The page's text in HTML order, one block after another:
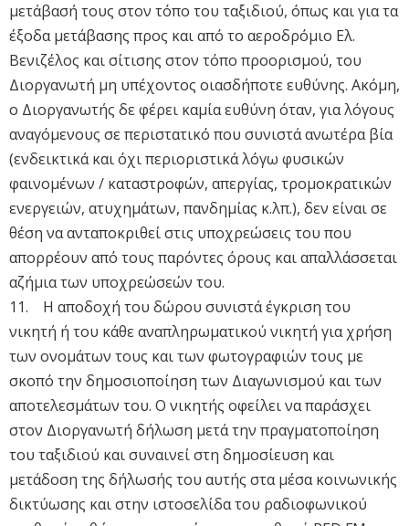
μετάβασή τους στον τόπο του ταξιδιού, όπως και για τα
έξοδα μετάβασης προς και από το αεροδρόμιο Ελ.
Βενιζέλος και σίτισης στον τόπο προορισμού, του
Διοργανωτή μη υπέχοντος οιασδήποτε ευθύνης. Ακόμη,
ο Διοργανωτής δε φέρει καμία ευθύνη όταν, για λόγους
αναγόμενους σε περιστατικό που συνιστά ανωτέρα βία
(ενδεικτικά και όχι περιοριστικά λόγω φυσικών
φαινομένων / καταστροφών, απεργίας, τρομοκρατικών
ενεργειών, ατυχημάτων, πανδημίας κ.λπ.), δεν είναι σε
θέση να ανταποκριθεί στις υποχρεώσεις του που
απορρέουν από τους παρόντες όρους και απαλλάσσεται
αζήμια των υποχρεώσεών του.
11. H αποδοχή του δώρου συνιστά έγκριση του
νικητή ή του κάθε αναπληρωματικού νικητή για χρήση
των ονομάτων τους και των φωτογραφιών τους με
σκοπό την δημοσιοποίηση των Διαγωνισμού και των
αποτελεσμάτων του. Ο νικητής οφείλει να παράσχει
στον Διοργανωτή δήλωση μετά την πραγματοποίηση
του ταξιδιού και συναινεί στη δημοσίευση και
μετάδοση της δήλωσής του αυτής στα μέσα κοινωνικής
δικτύωσης και στην ιστοσελίδα του ραδιοφωνικού